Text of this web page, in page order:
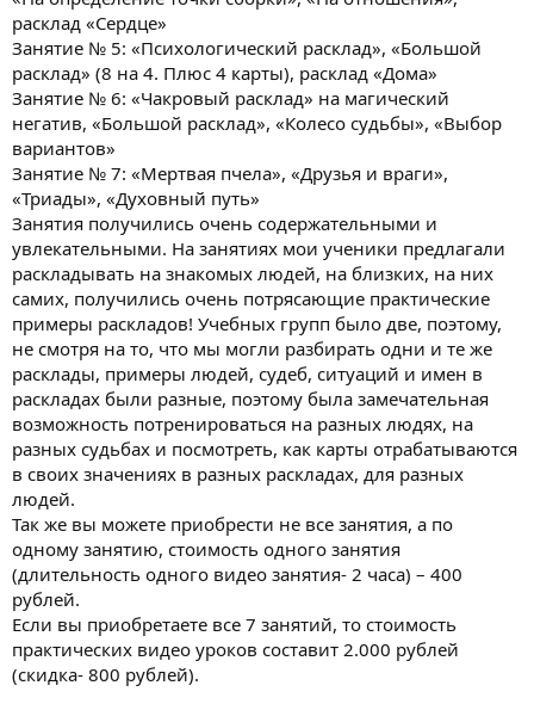
расклад «Сердце»
Занятие № 5: «Психологический расклад», «Большой
расклад» (8 на 4. Плюс 4 карты), расклад «Дома»
Занятие № 6: «Чакровый расклад» на магический
негатив, «Большой расклад», «Колесо судьбы», «Выбор
вариантов»
Занятие № 7: «Мертвая пчела», «Друзья и враги»,
«Триады», «Духовный путь»
Занятия получились очень содержательными и
увлекательными. На занятиях мои ученики предлагали
раскладывать на знакомых людей, на близких, на них
самих, получились очень потрясающие практические
примеры раскладов! Учебных групп было две, поэтому,
не смотря на то, что мы могли разбирать одни и те же
расклады, примеры людей, судеб, ситуаций и имен в
раскладах были разные, поэтому была замечательная
возможность потренироваться на разных людях, на
разных судьбах и посмотреть, как карты отрабатываются
в своих значениях в разных раскладах, для разных
людей.
Так же вы можете приобрести не все занятия, а по
одному занятию, стоимость одного занятия
(длительность одного видео занятия- 2 часа) – 400
рублей.
Если вы приобретаете все 7 занятий, то стоимость
практических видео уроков составит 2.000 рублей
(скидка- 800 рублей).